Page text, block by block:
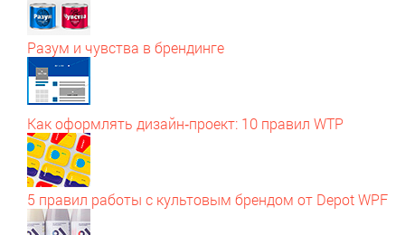
Разум и чувства в брендинге
Как оформлять дизайн‑проект: 10 правил WTP
5 правил работы с культовым брендом от Depot WPF